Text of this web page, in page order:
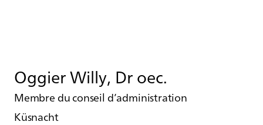
Oggier Willy, Dr oec.
Membre du conseil d’administration
Küsnacht